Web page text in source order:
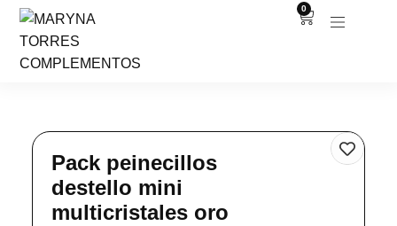
0
Pack peinecillos
destello mini
multicristales oro